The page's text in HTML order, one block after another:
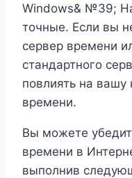
Windows& №39;
точные. Если вы
сервер времени
стандартного
повлиять на
времени.
Вы можете
времени в
выполнив